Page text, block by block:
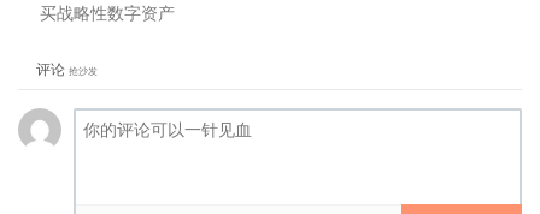
买战略性数字资产
评论 抢沙发